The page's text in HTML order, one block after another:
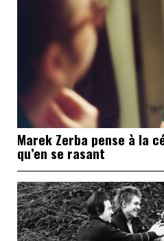
Marek Zerba pense à la
qu’en se rasant